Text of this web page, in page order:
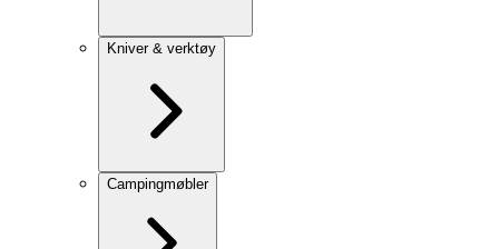
Kniver & verktøy
Campingmøbler